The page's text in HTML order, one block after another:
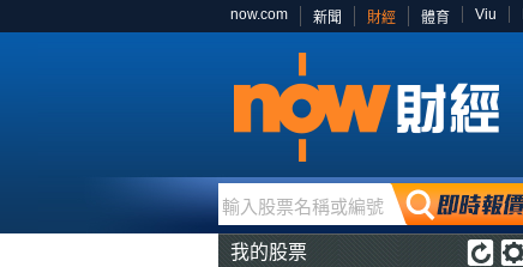
now.com 新聞 財經 體育 Viu
輸入股票名稱或編號
我的股票